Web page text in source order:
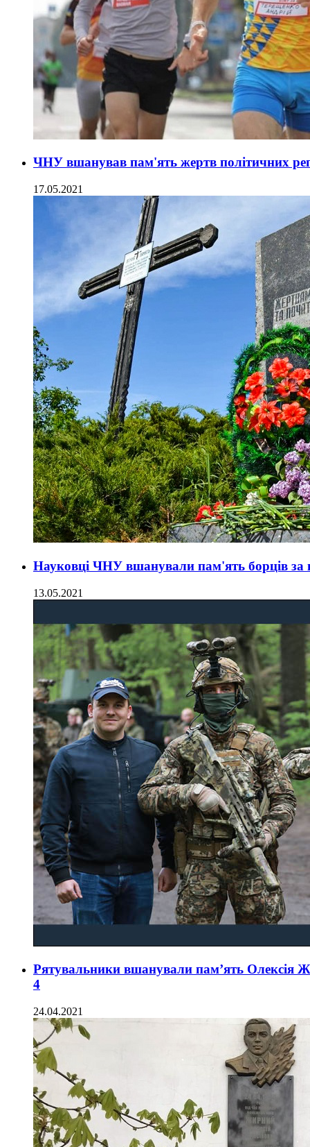
ЧНУ вшанував пам'ять жертв політичних
17.05.2021
Науковці ЧНУ вшанували пам'ять борців за
13.05.2021
Рятувальники вшанували пам’ять
4
24.04.2021